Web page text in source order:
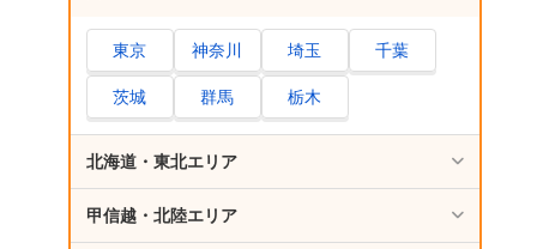
個人再生以外で官報に載るケース
自己破産
相続の限定承認
周囲にバレない債務整理の方法
特定調停｜裁判所を介して返済負担を軽くす
る方法
東京 神奈川 埼玉 千葉
茨城 群馬 栃木
北海道・東北エリア
甲信越・北陸エリア